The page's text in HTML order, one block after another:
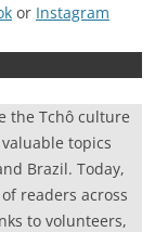
or Instagram
the Tchô culture
topics
Brazil. Today,
readers across
to volunteers,